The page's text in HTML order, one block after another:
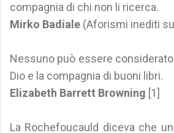
compagnia di chi non li ricerca.
Mirko Badiale (Aforismi inediti
Nessuno può essere
Dio e la compagnia di buoni libri.
Elizabeth Barrett Browning [1]
La Rochefoucauld diceva che